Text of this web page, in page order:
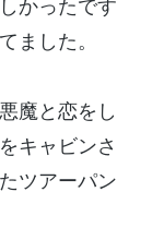
かったです
ました。
魔と恋をし
キャビンさ
ツアーパン